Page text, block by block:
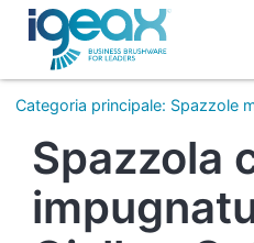
IT
EN
Categoria principale: Spazzole
Spazzola